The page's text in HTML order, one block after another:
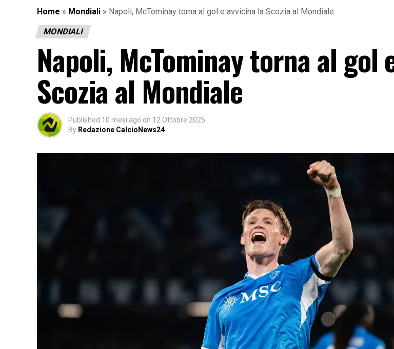
Home » Mondiali » Napoli, McTominay torna al gol e avvicina la Scozia al Mondiale
MONDIALI
Napoli, McTominay torna al gol
Scozia al Mondiale
Published 10 mesi ago on 12 Ottobre 2025
By Redazione CalcioNews24